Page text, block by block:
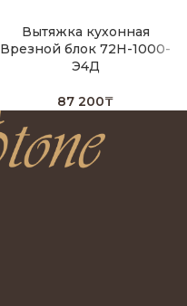
Вытяжка кухонная
Врезной блок 72Н-1000-
Э4Д
87 200₸